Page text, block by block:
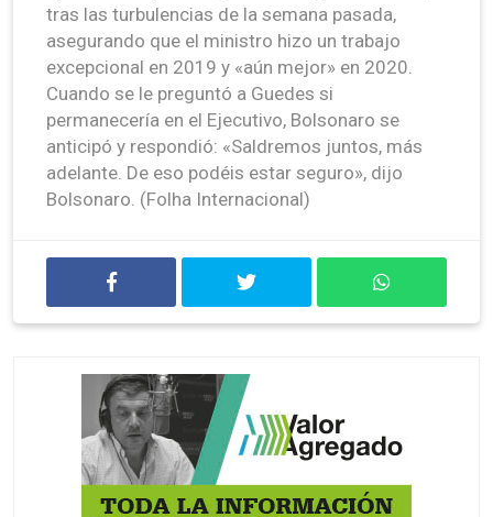
tras las turbulencias de la semana pasada,
asegurando que el ministro hizo un trabajo
excepcional en 2019 y «aún mejor» en 2020.
Cuando se le preguntó a Guedes si
permanecería en el Ejecutivo, Bolsonaro se
anticipó y respondió: «Saldremos juntos, más
adelante. De eso podéis estar seguro», dijo
Bolsonaro. (Folha Internacional)